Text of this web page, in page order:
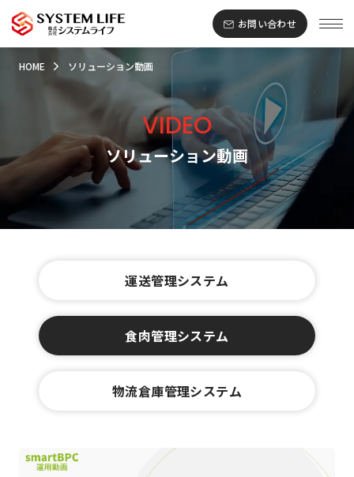
お問い合わせ
HOME ソリューション動画
VIDEO
ソリューション動画
運送管理システム
食肉管理システム
物流倉庫管理システム